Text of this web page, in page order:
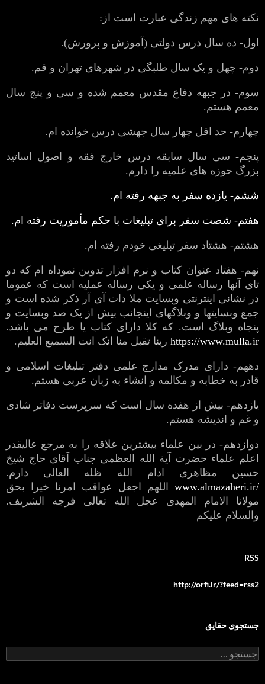
نکته های مهم زندگی عبارت است از:
اول- ده سال درس دولتی (آموزش و پرورش).
دوم- چهل و یک سال طلبگی در شهرهای تهران و قم.
سوم- در جبهه دفاع مقدس معمم شده و سی و پنج سال
معمم هستم.
چهارم- حد اقل چهار سال جهشی درس خوانده ام.
پنجم- سی سال سابقه درس خارج فقه و اصول اساتید
بزرگ حوزه های علمیه را دارم.
ششم- یازده سفر به جبهه رفته ام.
هفتم- شصت سفر برای تبلیغات با حکم مأموریت رفته ام.
هشتم- هشتاد سفر تبلیغی خودم رفته ام.
نهم- هفتاد عنوان کتاب و نرم افزار تدوین نموداه ام که دو
تای آنها رساله علمی و یکی رساله عملیه است که عموما
در نشانی اینترنتی وبسایت ملا دات آی آر ذکر شده است و
جمع وبسایتها و وبلاگهای اینجانب بیش از یک صد وبسایت و
پنجاه وبلاگ است. که کلا دارای کتاب یا طرح می باشد.
https://www.mulla.ir ربنا تقبل منا انک انت السمیع العلیم.
دههم- دارای مدرک مدارج علمی دفتر تبلیغات اسلامی و
قادر به خطابه و مکالمه و انشاء به زبان عربی هستم.
یازدهم- بیش از هفده سال است که سرپرست دفاتر شادی
و غم و اندیشه هستم.
دوازدهم- در بین علماء بیشترین علاقه را به مرجع عالیقدر
اعلم علماء حضرت آیة الله العظمی جناب آقای حاج شیخ
حسین مظاهری ادام الله ظله العالی دارم.
www.almazaheri.ir/
اللهم اجعل عواقب امرنا خیرا بحق
مولانا الامام المهدی عجل الله تعالی فرجه الشریف.
والسلام علیکم
RSS
http://orfi.ir/?feed=rss2
جستجوی حقایق
جستجو
برای: